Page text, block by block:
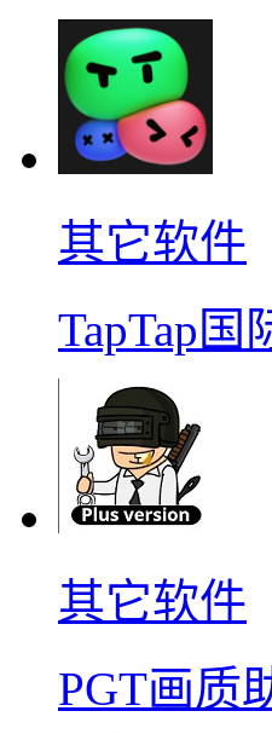
其它软件
TapTap国
其它软件
PGT画质